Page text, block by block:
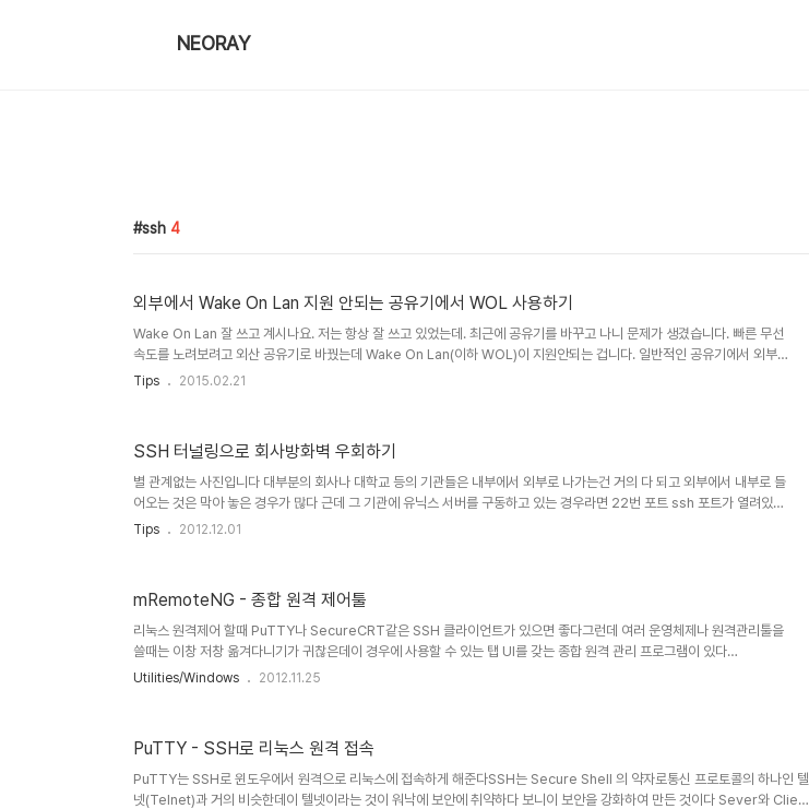
NEORAY
ssh 4
외부에서 Wake On Lan 지원 안되는 공유기에서 WOL 사용하기
Wake On Lan 잘 쓰고 계시나요. 저는 항상 잘 쓰고 있었는데. 최근에 공유기를 바꾸고 나니 문제가 생겼습니다. 빠른 무선
속도를 노려보려고 외산 공유기로 바꿨는데 Wake On Lan(이하 WOL)이 지원안되는 겁니다. 일반적인 공유기에서 외부
에서의 WOL이 되는 이유는 WOL서버 때문인데요.(한가지 방법은 브로드캐스트 주소로의 포트포워드지만 지원 안되는 공
Tips 2015.02.21
SSH 터널링으로 회사방화벽 우회하기
별 관계없는 사진입니다 대부분의 회사나 대학교 등의 기관들은 내부에서 외부로 나가는건 거의 다 되고 외부에서 내부로 들
어오는 것은 막아 놓은 경우가 많다 근데 그 기관에 유닉스 서버를 구동하고 있는 경우라면 22번 포트 ssh 포트가 열려있는
경우가 있다 (여기서는 22번 포트로 예를 든 것이지만 그냥 포트 열려 있는게 뭔지 안다면 SSH 서버 포트를 변경하면된다)
Tips 2012.12.01
mRemoteNG - 종합 원격 제어툴
리눅스 원격제어 할때 PuTTY나 SecureCRT같은 SSH 클라이언트가 있으면 좋다그런데 여러 운영체제나 원격관리툴을
쓸때는 이창 저창 옮겨다니기가 귀찮은데이 경우에 사용할 수 있는 탭 UI를 갖는 종합 원격 관리 프로그램이 있다
mRemoteNG 인데원래 무료였던 mRemote가 유료화되고 Royal TS로 바뀌면서오픈소스로 나온것이다 RDP
Utilities/Windows 2012.11.25
PuTTY - SSH로 리눅스 원격 접속
PuTTY는 SSH로 윈도우에서 원격으로 리눅스에 접속하게 해준다SSH는 Secure Shell 의 약자로통신 프로토콜의 하나인 텔
넷(Telnet)과 거의 비슷한데이 텔넷이라는 것이 워낙에 보안에 취약하다 보니이 보안을 강화하여 만든 것이다 Sever와 Client